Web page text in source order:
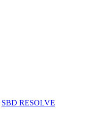
SBD RESOLVE